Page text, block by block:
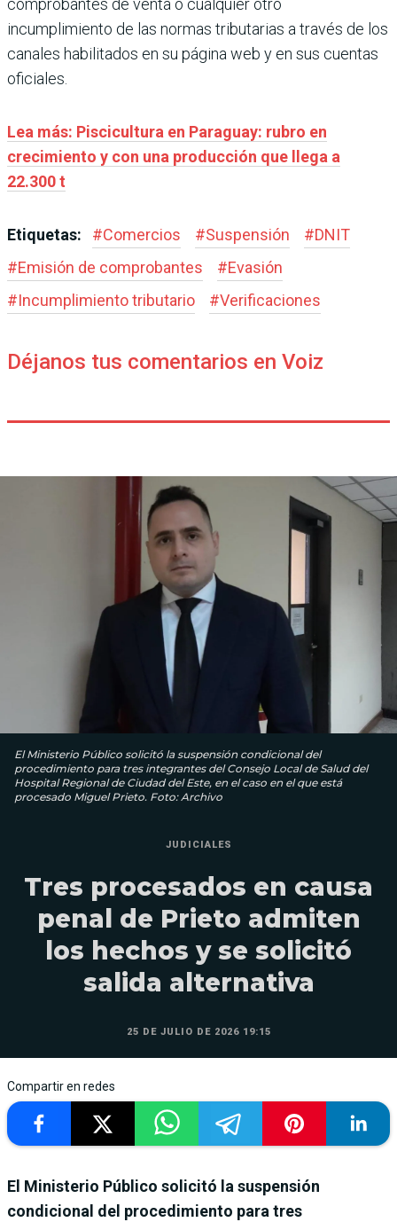
incumplimiento de las normas tributarias a través de los
canales habilitados en su página web y en sus cuentas
oficiales.
Lea más: Piscicultura en Paraguay: rubro en
crecimiento y con una producción que llega a
22.300 t
Etiquetas: #Comercios #Suspensión #DNIT
#Emisión de comprobantes #Evasión
#Incumplimiento tributario #Verificaciones
Déjanos tus comentarios en Voiz
El Ministerio Público solicitó la suspensión condicional del
procedimiento para tres integrantes del Consejo Local de Salud del
Hospital Regional de Ciudad del Este, en el caso en el que está
procesado Miguel Prieto. Foto: Archivo
JUDICIALES
Tres procesados en causa
penal de Prieto admiten
los hechos y se solicitó
salida alternativa
25 DE JULIO DE 2026 19:15
Compartir en redes
El Ministerio Público solicitó la suspensión
condicional del procedimiento para tres